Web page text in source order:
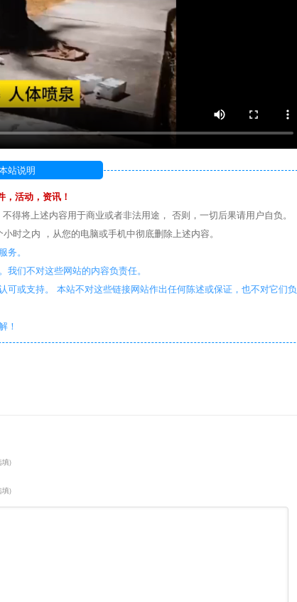
站说明
活动，资讯！
得将上述内容用于商业或者非法用途， 否则，一切后果请用户自负。
时之内 ，从您的电脑或手机中彻底删除上述内容。
。
们不对这些网站的内容负责任。
或支持。 本站不对这些链接网站作出任何陈述或保证，也不对它们负
！
填)
填)